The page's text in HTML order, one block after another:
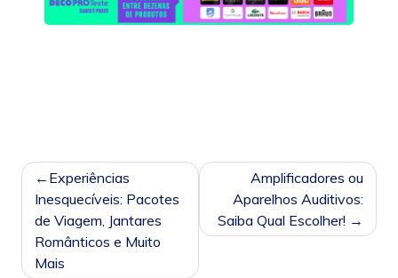
NAVEGAÇÃO
DE
POST
Experiências
Inesquecíveis: Pacotes
de Viagem, Jantares
Românticos e Muito
Mais
Amplificadores ou
Aparelhos Auditivos:
Saiba Qual Escolher!